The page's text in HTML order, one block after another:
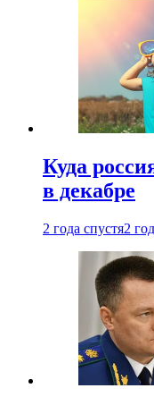
Куда
в декабре
2 года спустя2